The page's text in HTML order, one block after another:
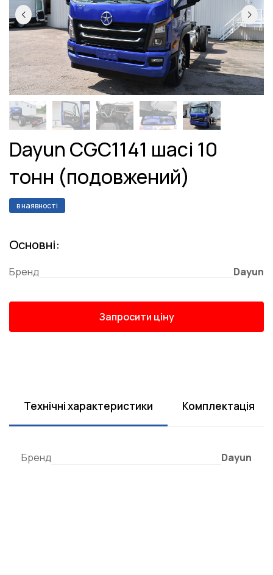
Dayun CGC1141 шасі 10
тонн (подовжений)
в наявності
Основні:
Бренд Dayun
Запросити ціну
Технічні характеристики Комплектація
Бренд Dayun